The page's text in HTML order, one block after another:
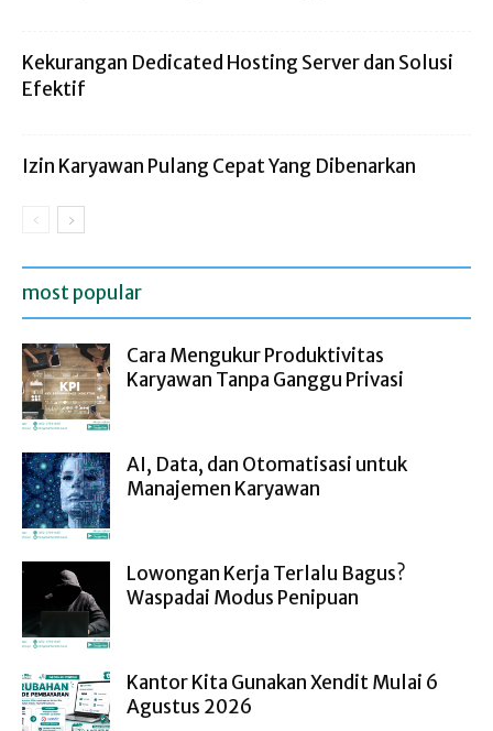
Kekurangan Dedicated Hosting Server dan Solusi
Efektif
Izin Karyawan Pulang Cepat Yang Dibenarkan
most popular
Cara Mengukur Produktivitas
Karyawan Tanpa Ganggu Privasi
AI, Data, dan Otomatisasi untuk
Manajemen Karyawan
Lowongan Kerja Terlalu Bagus?
Waspadai Modus Penipuan
Kantor Kita Gunakan Xendit Mulai 6
Agustus 2026